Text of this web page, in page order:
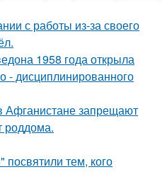
с работы из-за своего
1958 года открыла
дисциплинированного
Афганистане запрещают
роддома.
тем, кого